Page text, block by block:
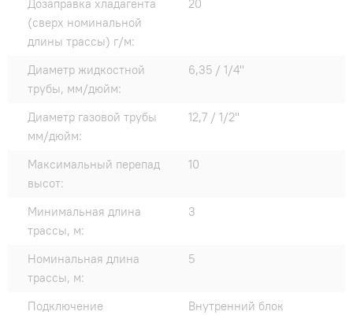
Дозаправка хладагента
(сверх номинальной
длины трассы) г/м:
20
Диаметр жидкостной
трубы, мм/дюйм:
6,35 / 1/4"
Диаметр газовой трубы
мм/дюйм:
12,7 / 1/2"
Максимальный перепад
высот:
10
Минимальная длина
трассы, м:
3
Номинальная длина
трассы, м:
5
Подключение
Внутренний блок